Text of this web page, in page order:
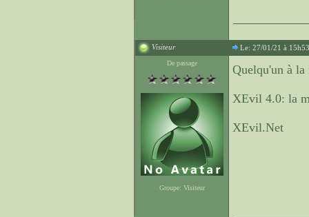
Visiteur Le: 27/01/21 à 15h53
De passage
Groupe: Visiteur
Quelqu'un à
XEvil 4.0: la
XEvil.Net